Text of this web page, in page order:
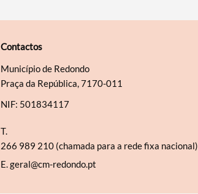
Contactos
Município de Redondo
Praça da República, 7170-011
NIF: 501834117
T.
266 989 210 (chamada para a rede fixa nacional)
E.geral@cm-redondo.pt